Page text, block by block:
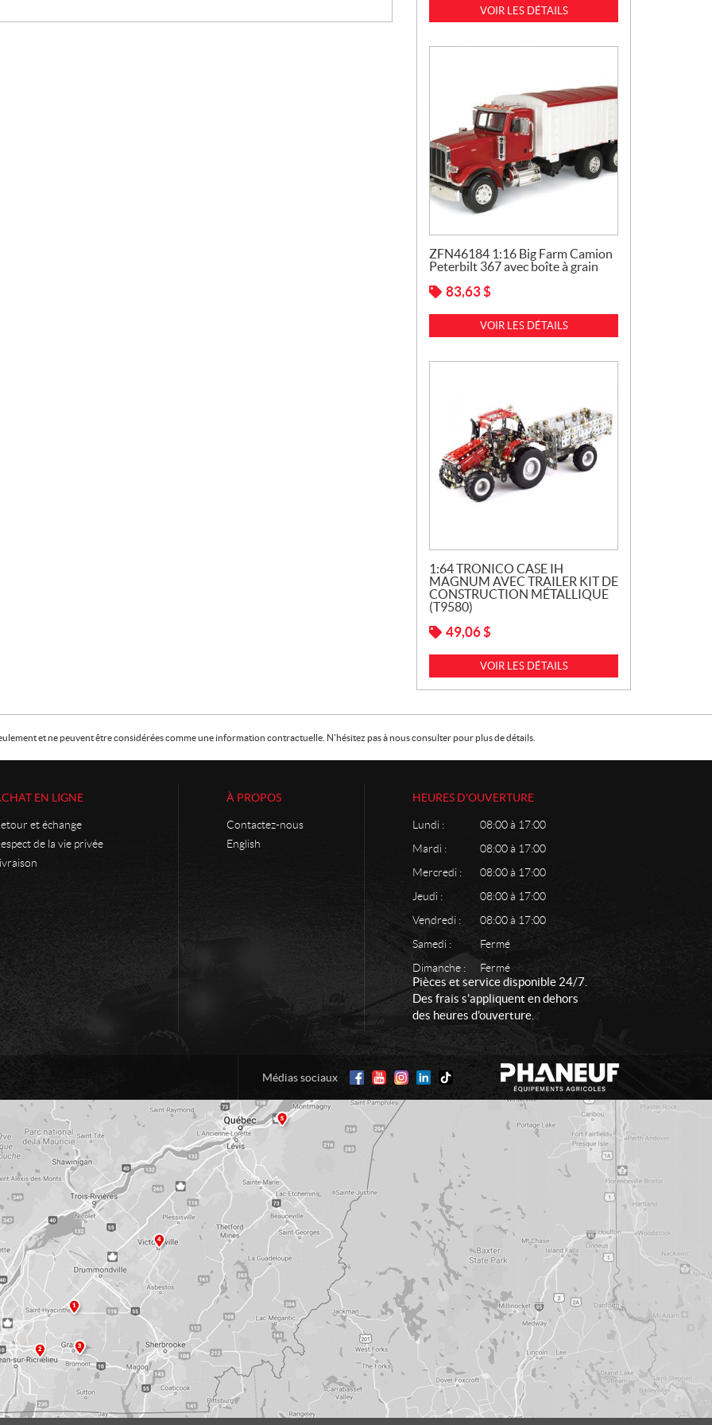
VOIR LES DÉTAILS
ZFN46184 1:16 Big Farm Camion
Peterbilt 367 avec boîte à grain
83,63$
VOIR LES DÉTAILS
1:64 TRONICO CASE IH
MAGNUM AVEC TRAILER KIT DE
CONSTRUCTION MÉTALLIQUE
(T9580)
49,06$
VOIR LES DÉTAILS
et ne peuvent être considérées comme une information contractuelle. N'hésitez pas à nous consulter pour plus de détails.
EN LIGNE
et échange
de la vie privée
À PROPOS
Contactez-nous
English
HEURES D'OUVERTURE
Lundi :
08:00 à 17:00
Mardi :
08:00 à 17:00
Mercredi :
08:00 à 17:00
Jeudi :
08:00 à 17:00
Vendredi :
08:00 à 17:00
Samedi :
Fermé
Dimanche :
Fermé
Pièces et service disponible 24/7.
Des frais s'appliquent en dehors
des heures d'ouverture.
Médias sociaux